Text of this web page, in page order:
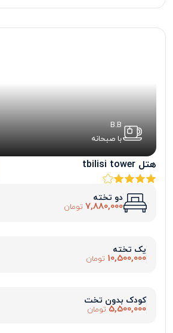
B.B
با صبحانه
هتل tbilisi tower
دو تخته
7,880,000 تومان
یک تخته
10,500,000 تومان
کودک بدون تخت
5,500,000 تومان